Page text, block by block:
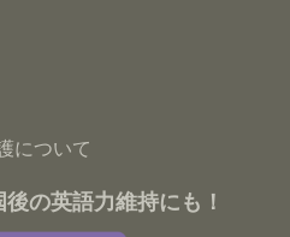
について
の英語力維持にも！